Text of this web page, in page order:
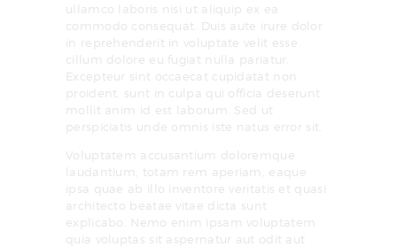
ullamco laboris nisi ut aliquip ex ea
commodo consequat. Duis aute irure dolor
in reprehenderit in voluptate velit esse
cillum dolore eu fugiat nulla pariatur.
Excepteur sint occaecat cupidatat non
proident, sunt in culpa qui officia deserunt
mollit anim id est laborum. Sed ut
perspiciatis unde omnis iste natus error sit.
Voluptatem accusantium doloremque
laudantium, totam rem aperiam, eaque
ipsa quae ab illo inventore veritatis et quasi
architecto beatae vitae dicta sunt
explicabo. Nemo enim ipsam voluptatem
quia voluptas sit aspernatur aut odit aut